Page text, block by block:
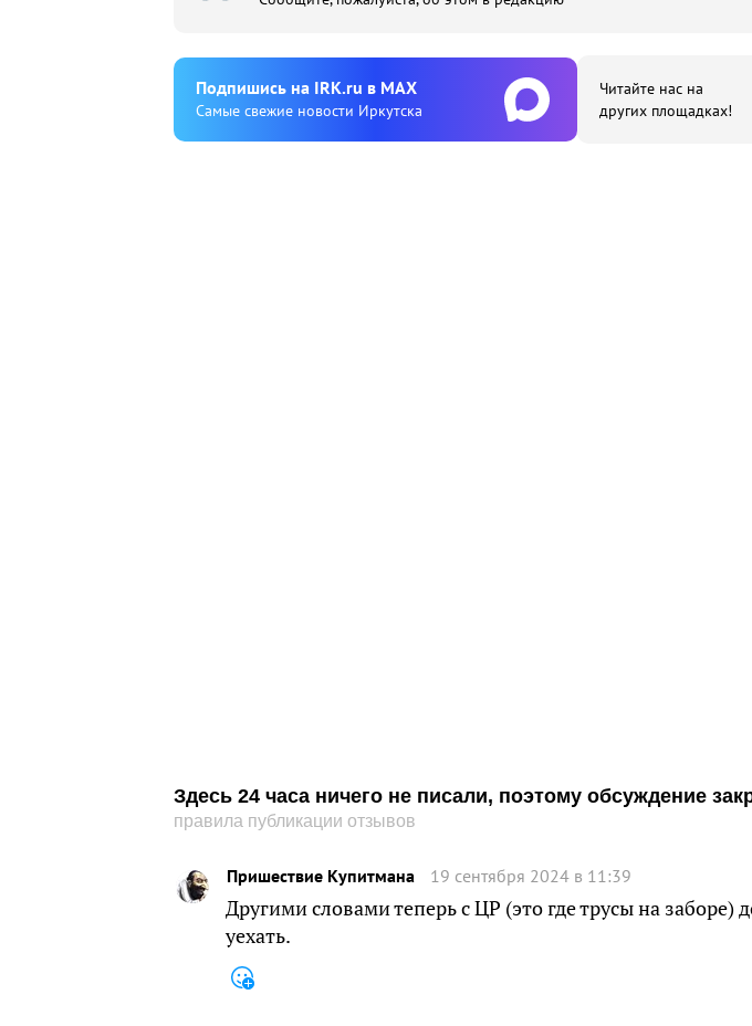
Подпишиcь на IRK.ru в MAX
Cамые свежие новости Иркутска
Читайте нас на
других площадках!
Здесь 24 часа ничего не писали, поэтому обсуждение
правила публикации отзывов
Пришествие Купитмана 19 сентября 2024 в 11:39
Другими словами теперь с ЦР (это где трусы на
уехать.